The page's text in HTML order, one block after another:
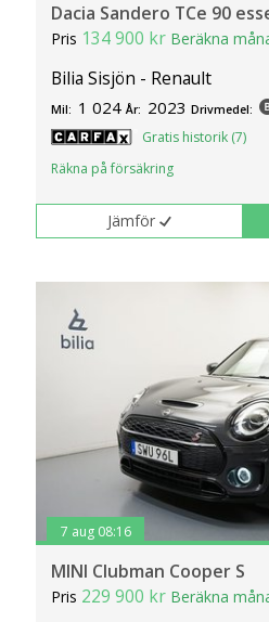
Dacia Sandero TCe 90
Pris 134 900 kr Beräkna
Bilia Sisjön - Renault
Mil: 1 024 År: 2023 Drivmedel:
Gratis historik (7)
Räkna på försäkring
Jämför
7 aug 08:16
MINI Clubman Cooper S
Pris 229 900 kr Beräkna